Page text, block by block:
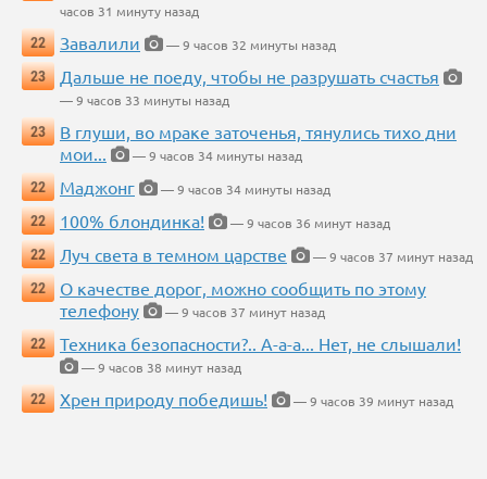
часов 31 минуту назад
22
Завалили
— 9 часов 32 минуты назад
23
Дальше не поеду, чтобы не разрушать счастья
— 9 часов 33 минуты назад
23
В глуши, во мраке заточенья, тянулись тихо дни
мои...
— 9 часов 34 минуты назад
22
Маджонг
— 9 часов 34 минуты назад
22
100% блондинка!
— 9 часов 36 минут назад
22
Луч света в темном царстве
— 9 часов 37 минут назад
22
О качестве дорог, можно сообщить по этому
телефону
— 9 часов 37 минут назад
22
Техника безопасности?.. А-а-а... Нет, не слышали!
— 9 часов 38 минут назад
22
Хрен природу победишь! — 9 часов 39 минут назад